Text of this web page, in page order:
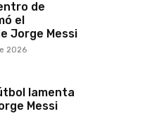
de
el
Jorge Messi
2026
lamenta
Messi